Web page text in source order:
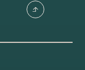
ruotsalainen
perustettu